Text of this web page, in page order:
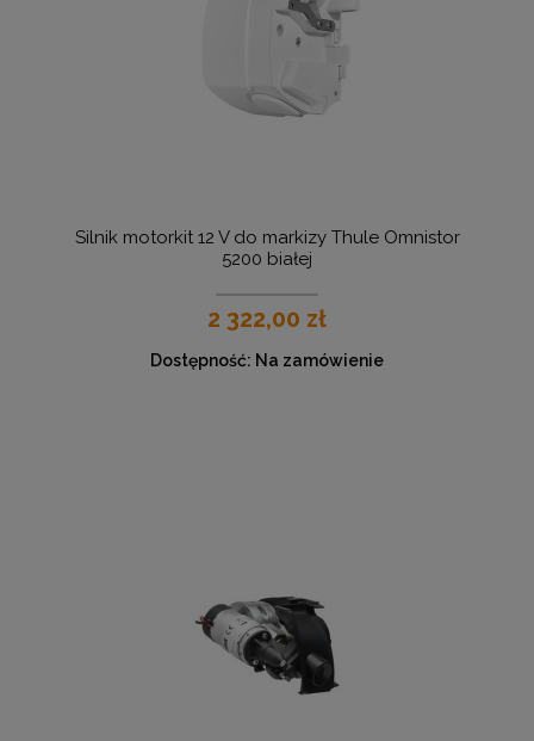
Silnik motorkit 12 V do markizy Thule Omnistor
5200 białej
2 322,00 zł
Dostępność: Na zamówienie